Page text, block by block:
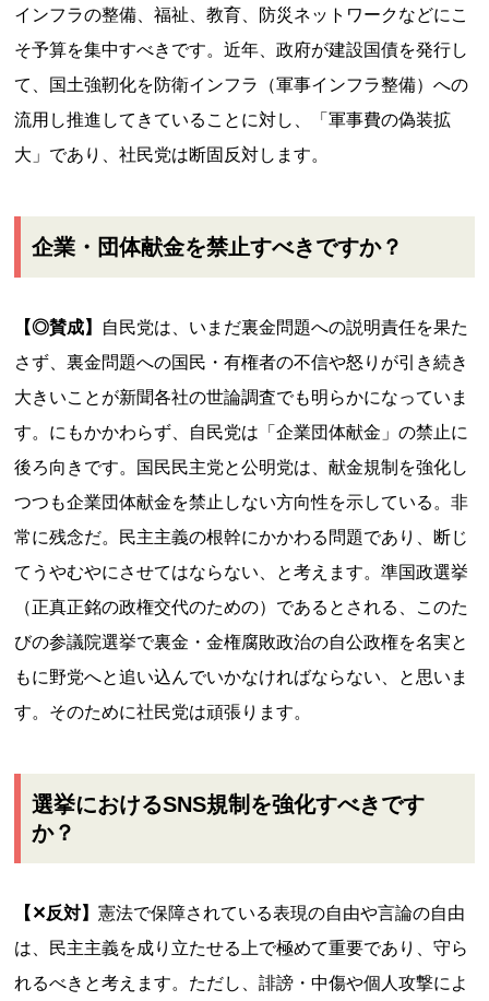
インフラの整備、福祉、教育、防災ネットワークなどにこ
そ予算を集中すべきです。近年、政府が建設国債を発行し
て、国土強靭化を防衛インフラ（軍事インフラ整備）への
流用し推進してきていることに対し、「軍事費の偽装拡
大」であり、社民党は断固反対します。
企業・団体献金を禁止すべきですか？
【◎賛成】 自民党は、いまだ裏金問題への説明責任を果た
さず、裏金問題への国民・有権者の不信や怒りが引き続き
大きいことが新聞各社の世論調査でも明らかになっていま
す。にもかかわらず、自民党は「企業団体献金」の禁止に
後ろ向きです。国民民主党と公明党は、献金規制を強化し
つつも企業団体献金を禁止しない方向性を示している。非
常に残念だ。民主主義の根幹にかかわる問題であり、断じ
てうやむやにさせてはならない、と考えます。準国政選挙
（正真正銘の政権交代のための）であるとされる、このた
びの参議院選挙で裏金・金権腐敗政治の自公政権を名実と
もに野党へと追い込んでいかなければならない、と思いま
す。そのために社民党は頑張ります。
選挙におけるSNS規制を強化すべきです
か？
【✕反対】憲法で保障されている表現の自由や言論の自由
は、民主主義を成り立たせる上で極めて重要であり、守ら
れるべきと考えます。ただし、誹謗・中傷や個人攻撃によ